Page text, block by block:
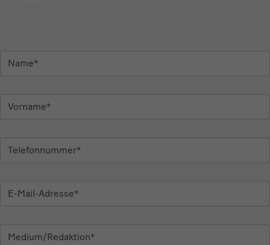
Name*
Vorname*
Telefonnummer*
E-
Medium/Redaktion*